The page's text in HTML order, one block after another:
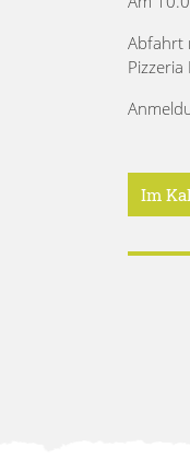
Abfahrt
Im